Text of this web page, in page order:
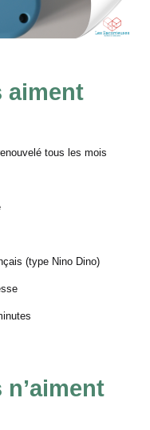
aiment
tous les mois
(type Nino Dino)